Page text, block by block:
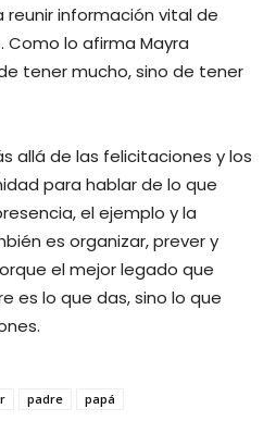
información vital de
Como lo afirma Mayra
tener mucho, sino de tener
allá de las felicitaciones y los
para hablar de lo que
el ejemplo y la
es organizar, prever y
el mejor legado que
es lo que das, sino lo que
padre papá